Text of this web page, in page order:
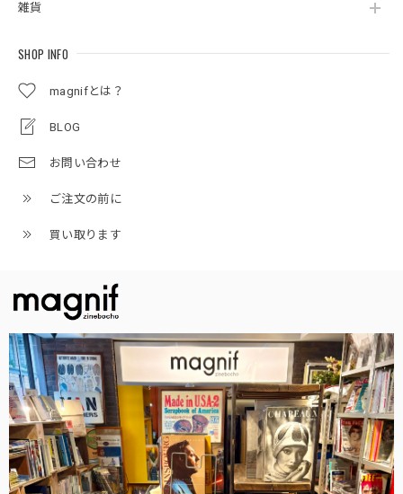
雑貨
SHOP INFO
magnifとは？
BLOG
お問い合わせ
ご注文の前に
買い取ります